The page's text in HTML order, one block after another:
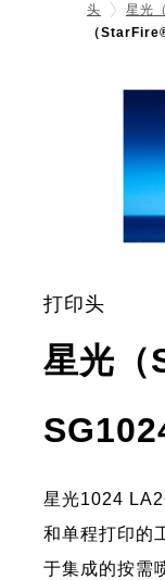
头
星光
（
打印头
星光
星光1024
和单程打印的
于集成的按需